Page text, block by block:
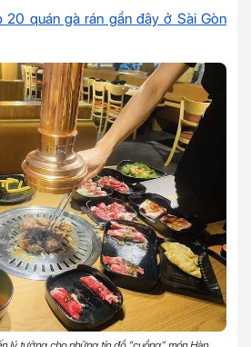
20 quán gà rán gần đây ở Sài Gòn